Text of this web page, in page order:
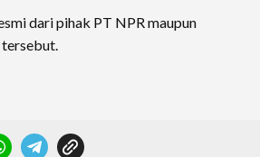
dari pihak PT NPR maupun